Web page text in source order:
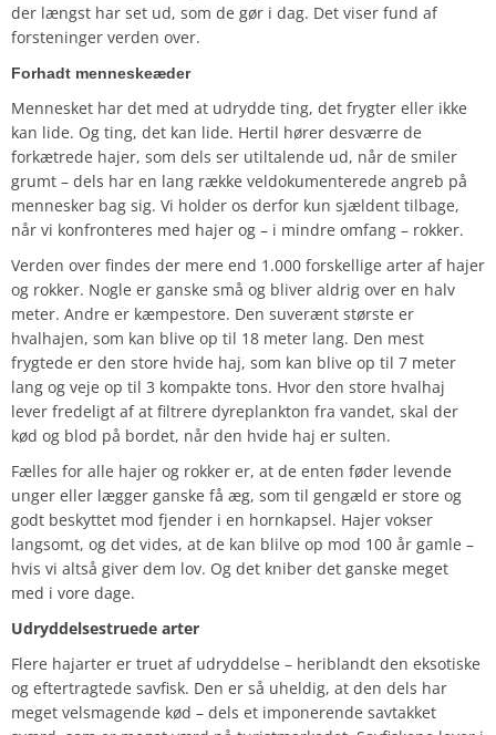
der længst har set ud, som de gør i dag. Det viser fund af
forsteninger verden over.
Forhadt menneskeæder
Mennesket har det med at udrydde ting, det frygter eller ikke
kan lide. Og ting, det kan lide. Hertil hører desværre de
forkætrede hajer, som dels ser utiltalende ud, når de smiler
grumt – dels har en lang række veldokumenterede angreb på
mennesker bag sig. Vi holder os derfor kun sjældent tilbage,
når vi konfronteres med hajer og – i mindre omfang – rokker.
Verden over findes der mere end 1.000 forskellige arter af hajer
og rokker. Nogle er ganske små og bliver aldrig over en halv
meter. Andre er kæmpestore. Den suverænt største er
hvalhajen, som kan blive op til 18 meter lang. Den mest
frygtede er den store hvide haj, som kan blive op til 7 meter
lang og veje op til 3 kompakte tons. Hvor den store hvalhaj
lever fredeligt af at filtrere dyreplankton fra vandet, skal der
kød og blod på bordet, når den hvide haj er sulten.
Fælles for alle hajer og rokker er, at de enten føder levende
unger eller lægger ganske få æg, som til gengæld er store og
godt beskyttet mod fjender i en hornkapsel. Hajer vokser
langsomt, og det vides, at de kan blilve op mod 100 år gamle –
hvis vi altså giver dem lov. Og det kniber det ganske meget
med i vore dage.
Udryddelsestruede arter
Flere hajarter er truet af udryddelse – heriblandt den eksotiske
og eftertragtede savfisk. Den er så uheldig, at den dels har
meget velsmagende kød – dels et imponerende savtakket